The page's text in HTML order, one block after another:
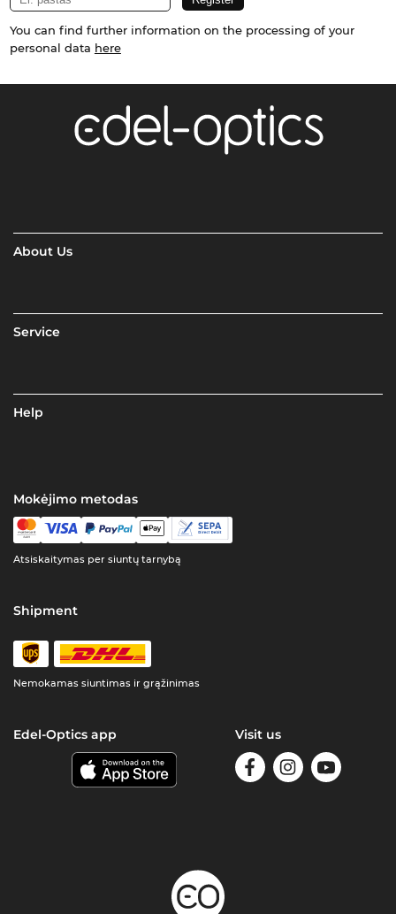
You can find further information on the processing of your
personal data here
About Us
Service
Help
Mokėjimo metodas
Atsiskaitymas per siuntų tarnybą
Shipment
Nemokamas siuntimas ir grąžinimas
Edel-Optics app Visit us